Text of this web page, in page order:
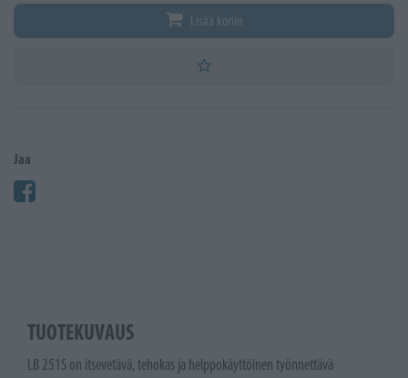
Lisää koriin
Jaa
TUOTEKUVAUS
LB 251S on itsevetävä, tehokas ja helppokäyttöinen työnnettävä